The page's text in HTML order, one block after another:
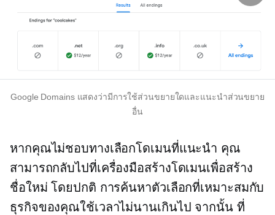
Google Domains แสดงว่ามีการใช้ส่วนขยายใดและแนะนำส่วนขยาย
อื่น
หากคุณไม่ชอบทางเลือกโดเมนที่แนะนำ คุณ
สามารถกลับไปที่เครื่องมือสร้างโดเมนเพื่อสร้าง
ชื่อใหม่ โดยปกติ การค้นหาตัวเลือกที่เหมาะสมกับ
ธุรกิจของคุณใช้เวลาไม่นานเกินไป จากนั้น ที่